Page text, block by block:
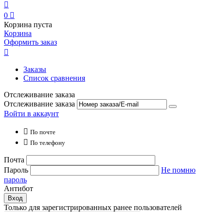

0 
Корзина пуста
Корзина
Оформить заказ

Заказы
Список сравнения
Отслеживание заказа
Отслеживание заказа
Войти в аккаунт
 По почте
 По телефону
Почта
Пароль
Не помню
пароль
Антибот
Вход
Только для зарегистрированных ранее пользователей